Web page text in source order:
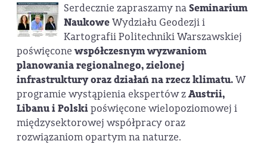
Serdecznie zapraszamy naSeminarium
NaukoweWydziału Geodezji i
Kartografii Politechniki Warszawskiej
poświęconewspółczesnym wyzwaniom
planowania regionalnego, zielonej
infrastruktury oraz działań na rzecz klimatu.W
programie wystąpienia ekspertów zAustrii,
Libanu i Polskipoświęcone wielopoziomowej i
międzysektorowej współpracy oraz
rozwiązaniom opartym na naturze.